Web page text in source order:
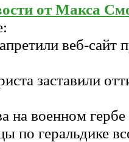
от Макса
веб-сайт
заставили
на военном
по геральдике